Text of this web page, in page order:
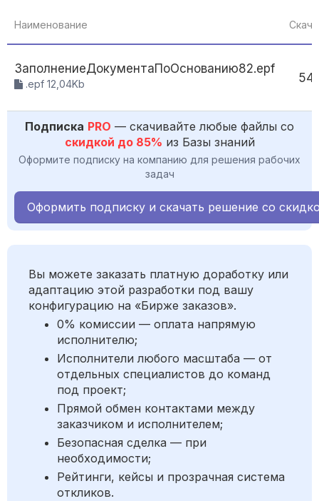
Наименование
ЗаполнениеДокументаПоОснованию82.epf
.epf 12,04Kb
Подписка PRO — скачивайте любые файлы со
скидкой до 85% из Базы знаний
Оформите подписку на компанию для решения рабочих
задач
Оформить подписку и скачать решение со
Вы можете заказать платную доработку или
адаптацию этой разработки под вашу
конфигурацию на «Бирже заказов».
0% комиссии — оплата напрямую
исполнителю;
Исполнители любого масштаба — от
отдельных специалистов до команд
под проект;
Прямой обмен контактами между
заказчиком и исполнителем;
Безопасная сделка — при
необходимости;
Рейтинги, кейсы и прозрачная система
откликов.